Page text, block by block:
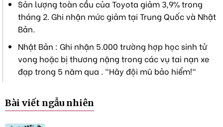
Sản lượng toàn cầu của Toyota giảm 3,9% trong
tháng 2. Ghi nhận mức giảm tại Trung Quốc và Nhật
Bản.
Nhật Bản : Ghi nhận 5.000 trường hợp học sinh tử
vong hoặc bị thương nặng trong các vụ tai nạn xe
đạp trong 5 năm qua . "Hãy đội mũ bảo hiểm!"
Bài viết ngẫu nhiên